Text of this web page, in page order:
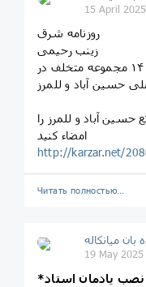
15 April
روزنامه شرق
زینب رحیمی
گزارش تحرکات ۱۹ و ۲۰ فروردین ۱۴۰۴ مجموعه متخلف در
حسین آباد و للمرز
آباد و للمرز را
امضاء کنید
http://karzar.net/
Читать полностью…
19 May
*درخواست نامگذاری خیابان و نصب یادمان استاد